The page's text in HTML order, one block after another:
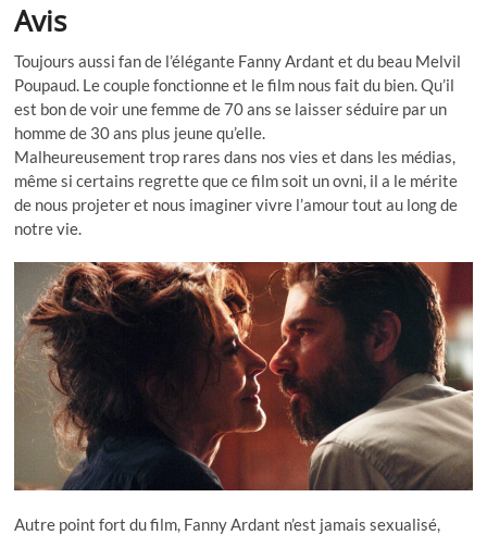
Avis
Toujours aussi fan de l’élégante Fanny Ardant et du beau Melvil
Poupaud. Le couple fonctionne et le film nous fait du bien. Qu’il
est bon de voir une femme de 70 ans se laisser séduire par un
homme de 30 ans plus jeune qu’elle.
Malheureusement trop rares dans nos vies et dans les médias,
même si certains regrette que ce film soit un ovni, il a le mérite
de nous projeter et nous imaginer vivre l’amour tout au long de
notre vie.
Autre point fort du film, Fanny Ardant n’est jamais sexualisé,